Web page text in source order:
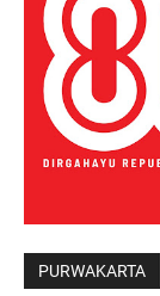
PURWAKARTA